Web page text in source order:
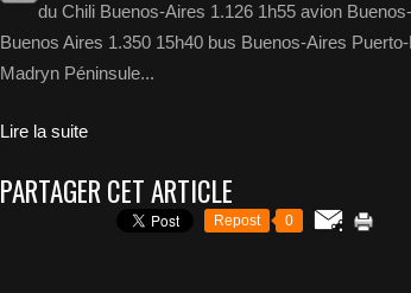
du Chili Buenos-Aires 1.126 1h55 avion
Buenos Aires 1.350 15h40 bus Buenos-Aires
Madryn Péninsule...
Lire la suite
PARTAGER CET ARTICLE
Repost 0